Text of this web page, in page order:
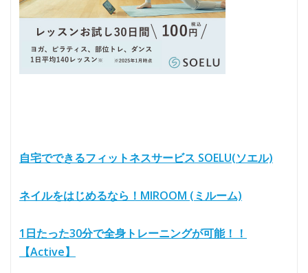
自宅でできるフィットネスサービス SOELU(ソエル)
ネイルをはじめるなら！MIROOM (ミルーム)
1日たった30分で全身トレーニングが可能！！
【Active】